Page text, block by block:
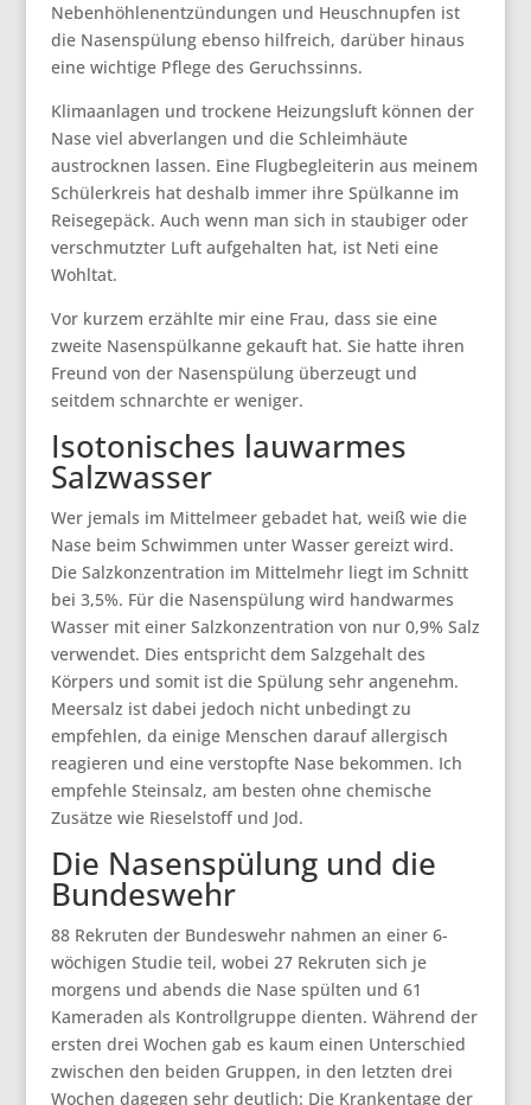
Nebenhöhlenentzündungen und Heuschnupfen ist
die Nasenspülung ebenso hilfreich, darüber hinaus
eine wichtige Pflege des Geruchssinns.
Klimaanlagen und trockene Heizungsluft können der
Nase viel abverlangen und die Schleimhäute
austrocknen lassen. Eine Flugbegleiterin aus meinem
Schülerkreis hat deshalb immer ihre Spülkanne im
Reisegepäck. Auch wenn man sich in staubiger oder
verschmutzter Luft aufgehalten hat, ist Neti eine
Wohltat.
Vor kurzem erzählte mir eine Frau, dass sie eine
zweite Nasenspülkanne gekauft hat. Sie hatte ihren
Freund von der Nasenspülung überzeugt und
seitdem schnarchte er weniger.
Isotonisches lauwarmes
Salzwasser
Wer jemals im Mittelmeer gebadet hat, weiß wie die
Nase beim Schwimmen unter Wasser gereizt wird.
Die Salzkonzentration im Mittelmehr liegt im Schnitt
bei 3,5%. Für die Nasenspülung wird handwarmes
Wasser mit einer Salzkonzentration von nur 0,9% Salz
verwendet. Dies entspricht dem Salzgehalt des
Körpers und somit ist die Spülung sehr angenehm.
Meersalz ist dabei jedoch nicht unbedingt zu
empfehlen, da einige Menschen darauf allergisch
reagieren und eine verstopfte Nase bekommen. Ich
empfehle Steinsalz, am besten ohne chemische
Zusätze wie Rieselstoff und Jod.
Die Nasenspülung und die
Bundeswehr
88 Rekruten der Bundeswehr nahmen an einer 6-
wöchigen Studie teil, wobei 27 Rekruten sich je
morgens und abends die Nase spülten und 61
Kameraden als Kontrollgruppe dienten. Während der
ersten drei Wochen gab es kaum einen Unterschied
zwischen den beiden Gruppen, in den letzten drei
Wochen dagegen sehr deutlich: Die Krankentage der